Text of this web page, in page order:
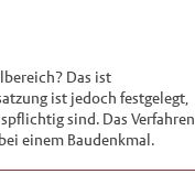
Das ist
ist jedoch festgelegt,
sind. Das Verfahren
einem Baudenkmal.